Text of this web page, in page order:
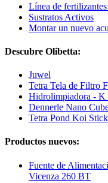
Línea de
Sustratos Activos
Montar un nuevo
Descubre Olibetta:
Juwel
Tetra Tela de Filtro
Hidrolimpiadora - K
Dennerle Nano
Tetra Pond Koi
Productos nuevos:
Fuente de
Vicenza 260 BT